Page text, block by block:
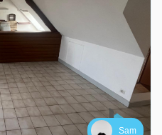
Sam